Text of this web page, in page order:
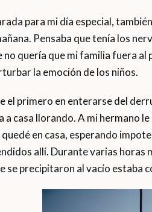
para mi día especial,
Pensaba que tenía los
no quería que mi familia fuera
la emoción de los niños.
el primero en enterarse del
casa llorando. A mi hermano
en casa, esperando
allí. Durante varias horas
se precipitaron al vacío estaba